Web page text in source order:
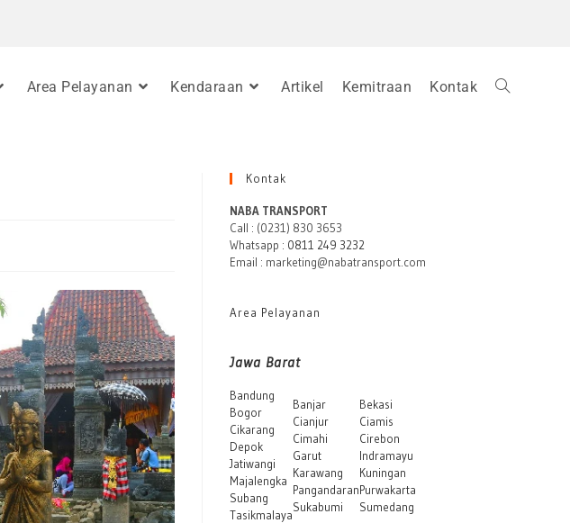
Area Pelayanan Kendaraan Artikel Kemitraan Kontak
Kontak
NABA TRANSPORT
Call : (0231) 830 3653
Whatsapp : 0811 249 3232
Email : marketing@nabatransport.com
Area Pelayanan
Jawa Barat
Bandung
Bogor
Cikarang
Depok
Jatiwangi
Majalengka
Subang
Tasikmalaya
Banjar
Cianjur
Cimahi
Garut
Karawang
Pangandaran
Sukabumi
Bekasi
Ciamis
Cirebon
Indramayu
Kuningan
Purwakarta
Sumedang